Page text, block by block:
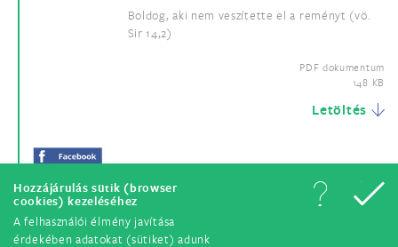
Hozzájárulás sütik (browser
cookies) kezeléséhez
A felhasználói élmény javítása
érdekében adatokat (sütiket) adunk
Boldog, aki nem veszítette el a reményt (vö.
Sir 14,2)
PDF dokumentum
148 KB
Letöltés